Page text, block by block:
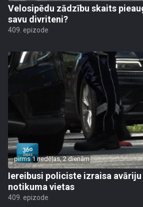
Velosipēdu zādzību skaits
savu divriteni?
409. epizode
pirms 1 nedēļas, 2 dienām
Iereibusi policiste izraisa avāriju
notikuma vietas
409. epizode